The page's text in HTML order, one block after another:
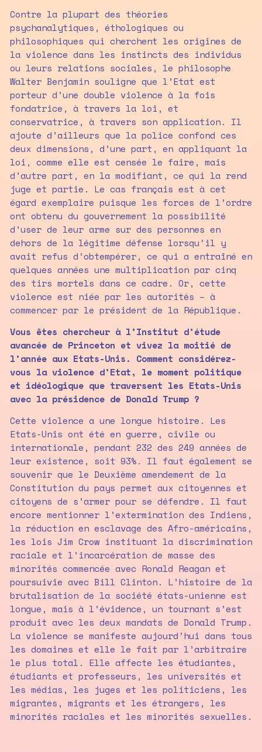
Contre la plupart des théories
psychanalytiques, éthologiques ou
philosophiques qui cherchent les origines de
la violence dans les instincts des individus
ou leurs relations sociales, le philosophe
Walter Benjamin souligne que l’Etat est
porteur d’une double violence à la fois
fondatrice, à travers la loi, et
conservatrice, à travers son application. Il
ajoute d’ailleurs que la police confond ces
deux dimensions, d’une part, en appliquant la
loi, comme elle est censée le faire, mais
d’autre part, en la modifiant, ce qui la rend
juge et partie. Le cas français est à cet
égard exemplaire puisque les forces de l’ordre
ont obtenu du gouvernement la possibilité
d’user de leur arme sur des personnes en
dehors de la légitime défense lorsqu’il y
avait refus d’obtempérer, ce qui a entraîné en
quelques années une multiplication par cinq
des tirs mortels dans ce cadre. Or, cette
violence est niée par les autorités – à
commencer par le président de la République.
Vous êtes chercheur à l’Institut d’étude
avancée de Princeton et vivez la moitié de
l’année aux Etats-Unis. Comment considérez-
vous la violence d’Etat, le moment politique
et idéologique que traversent les Etats-Unis
avec la présidence de Donald Trump ?
Cette violence a une longue histoire. Les
Etats-Unis ont été en guerre, civile ou
internationale, pendant 232 des 249 années de
leur existence, soit 93%. Il faut également se
souvenir que le Deuxième amendement de la
Constitution du pays permet aux citoyennes et
citoyens de s’armer pour se défendre. Il faut
encore mentionner l’extermination des Indiens,
la réduction en esclavage des Afro-américains,
les lois Jim Crow instituant la discrimination
raciale et l’incarcération de masse des
minorités commencée avec Ronald Reagan et
poursuivie avec Bill Clinton. L’histoire de la
brutalisation de la société états-unienne est
longue, mais à l’évidence, un tournant s’est
produit avec les deux mandats de Donald Trump.
La violence se manifeste aujourd’hui dans tous
les domaines et elle le fait par l’arbitraire
le plus total. Elle affecte les étudiantes,
étudiants et professeurs, les universités et
les médias, les juges et les politiciens, les
migrantes, migrants et les étrangers, les
minorités raciales et les minorités sexuelles.